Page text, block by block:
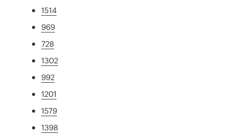
1514
969
728
1302
992
1201
1579
1398